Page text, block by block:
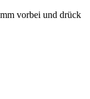
vorbei und drück